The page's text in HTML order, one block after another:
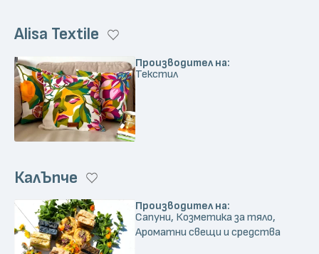
Alisa Textile
Производител на:
Текстил
КалЪпче
Производител на:
Сапуни, Козметика за тяло,
Ароматни свещи и средства